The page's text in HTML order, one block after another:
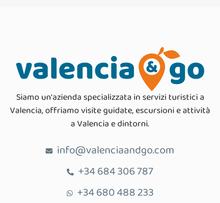
Siamo un'azienda specializzata in servizi turistici a
Valencia, offriamo visite guidate, escursioni e attività
a Valencia e dintorni.
info@valenciaandgo.com
+34 684 306 787
+34 680 488 233